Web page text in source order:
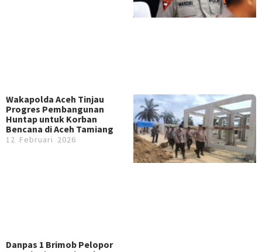
Wakapolda Aceh Tinjau
Progres Pembangunan
Huntap untuk Korban
Bencana di Aceh Tamiang
12 Februari 2026
Danpas 1 Brimob Pelopor